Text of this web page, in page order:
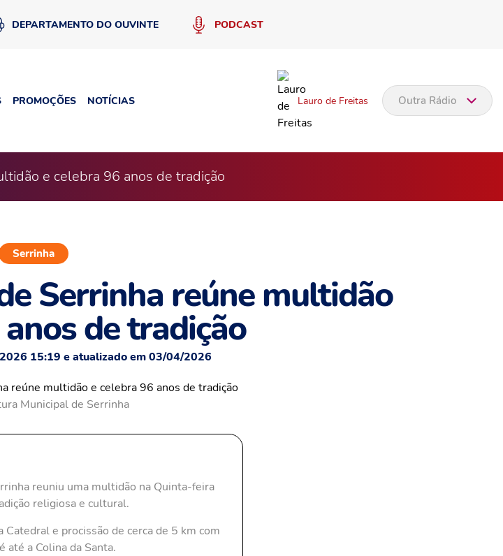
DEPARTAMENTO DO OUVINTE PODCAST
PROMOÇÕES NOTÍCIAS Lauro de Freitas Outra Rádio
e celebra 96 anos de tradição
Serrinha
Serrinha reúne multidão
de tradição
15:19 e atualizado em 03/04/2026
Municipal de Serrinha
reuniu uma multidão na Quinta-feira
religiosa e cultural.
e procissão de cerca de 5 km com
até a Colina da Santa.